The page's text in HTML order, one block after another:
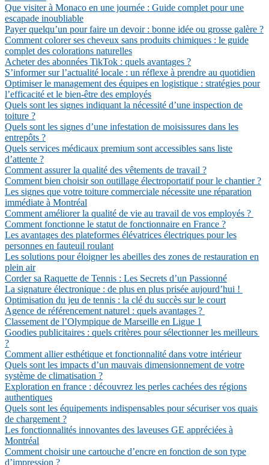
Que visiter à Monaco en une journée : Guide complet pour une
escapade inoubliable
Payer quelqu’un pour faire un devoir : bonne idée ou grosse galère ?
Comment colorer ses cheveux sans produits chimiques : le guide
complet des colorations naturelles
Acheter des abonnées TikTok : quels avantages ?
S’informer sur l’actualité locale : un réflexe à prendre au quotidien
Optimiser le management des équipes en logistique : stratégies pour
l’efficacité et le bien-être des employés
Quels sont les signes indiquant la nécessité d’une inspection de
toiture ?
Quels sont les signes d’une infestation de moisissures dans les
entrepôts ?
Quels services médicaux premium sont accessibles sans liste
d’attente ?
Comment assurer la qualité des vêtements de travail ?
Comment bien choisir son outillage électroportatif pour le chantier ?
Les signes que votre toiture commerciale nécessite une réparation
immédiate à Montréal
Comment améliorer la qualité de vie au travail de vos employés ?
Comment fonctionne le statut de fonctionnaire en France ?
Les avantages des plateformes élévatrices électriques pour les
personnes en fauteuil roulant
Les solutions pour éloigner les abeilles des zones de restauration en
plein air
Corder sa Raquette de Tennis : Les Secrets d’un Passionné
La signature électronique : de plus en plus prisée aujourd’hui !
Optimisation du jeu de tennis : la clé du succès sur le court
Agence de référencement naturel : quels avantages ?
Classement de l’Olympique de Marseille en Ligue 1
Goodies publicitaires : quels critères pour sélectionner les meilleurs
?
Comment allier esthétique et fonctionnalité dans votre intérieur
Quels sont les impacts d’un mauvais dimensionnement de votre
système de climatisation ?
Exploration en france : découvrez les perles cachées des régions
authentiques
Quels sont les équipements indispensables pour sécuriser vos quais
de chargement ?
Les fonctionnalités innovantes des laveuses GE appréciées à
Montréal
Comment choisir une cartouche d’encre en fonction de son type
d’impression ?